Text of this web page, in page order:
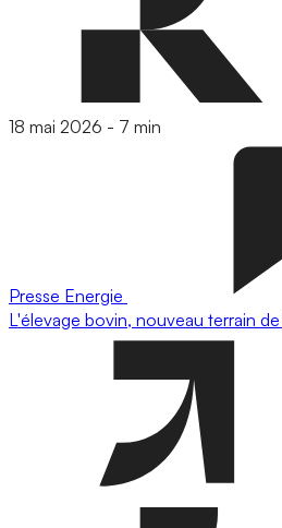
18 mai 2026 - 7 min
Presse Energie
L'élevage bovin, nouveau terrain de